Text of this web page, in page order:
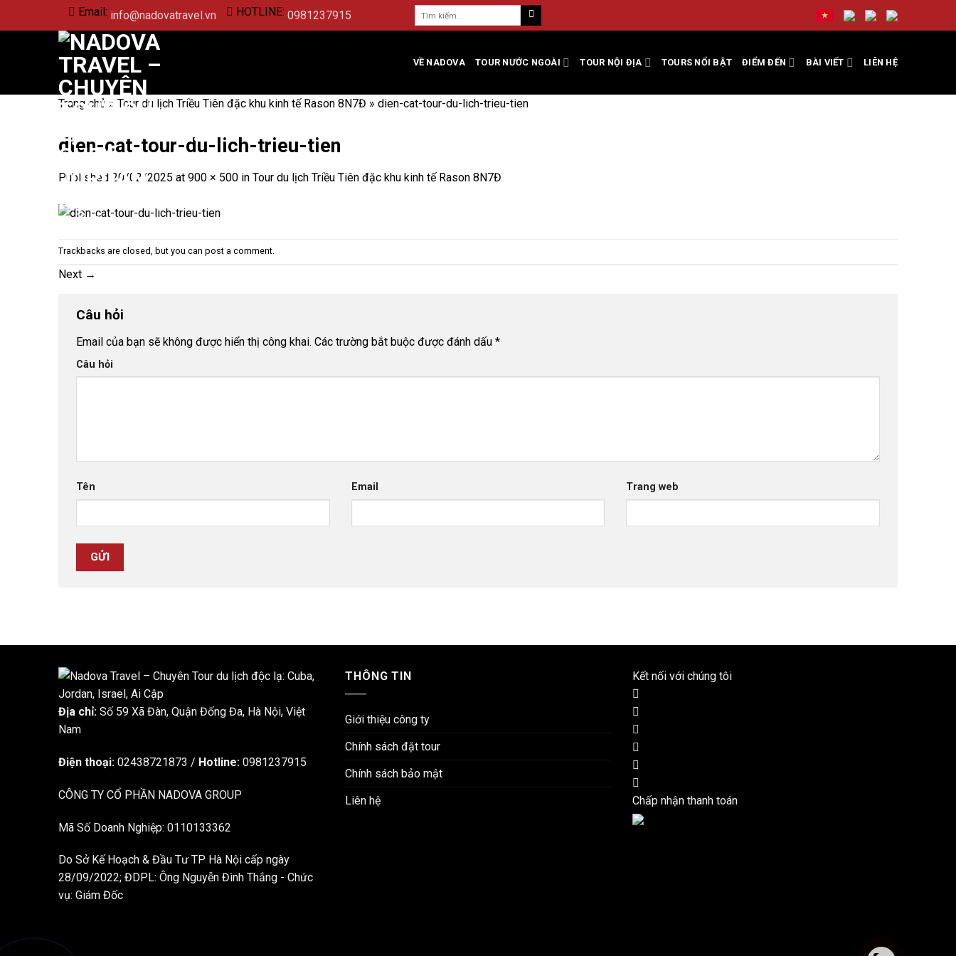
Email: info@nadovatravel.vn HOTLINE: 0981237915
VỀ NADOVA TOUR NƯỚC NGOÀI TOUR NỘI ĐỊA TOURS NỔI BẬT ĐIỂM ĐẾN BÀI VIẾT LIÊN HỆ
Trang chủ » Tour du lịch Triều Tiên đặc khu kinh tế Rason 8N7Đ » dien-cat-tour-du-lich-trieu-tien
dien-cat-tour-du-lich-trieu-tien
Published 20/02/2025 at 900 × 500 in Tour du lịch Triều Tiên đặc khu kinh tế Rason 8N7Đ
Trackbacks are closed, but you can post a comment.
Next →
Câu hỏi
Email của bạn sẽ không được hiển thị công khai. Các trường bắt buộc được đánh dấu *
Câu hỏi
Tên Email Trang web
Địa chỉ: Số 59 Xã Đàn, Quận Đống Đa, ​​Hà Nội, Việt
Nam
Điện thoại: 02438721873 / Hotline: 0981237915
CÔNG TY CỔ PHẦN NADOVA GROUP
Mã Số Doanh Nghiệp: 0110133362
Do Sở Kế Hoạch & Đầu Tư TP Hà Nội cấp ngày
28/09/2022; ĐDPL: Ông Nguyễn Đình Thắng - Chức
vụ: Giám Đốc
THÔNG TIN
Giới thiệu công ty
Chính sách đặt tour
Chính sách bảo mật
Liên hệ
Kết nối với chúng tôi
Chấp nhận thanh toán